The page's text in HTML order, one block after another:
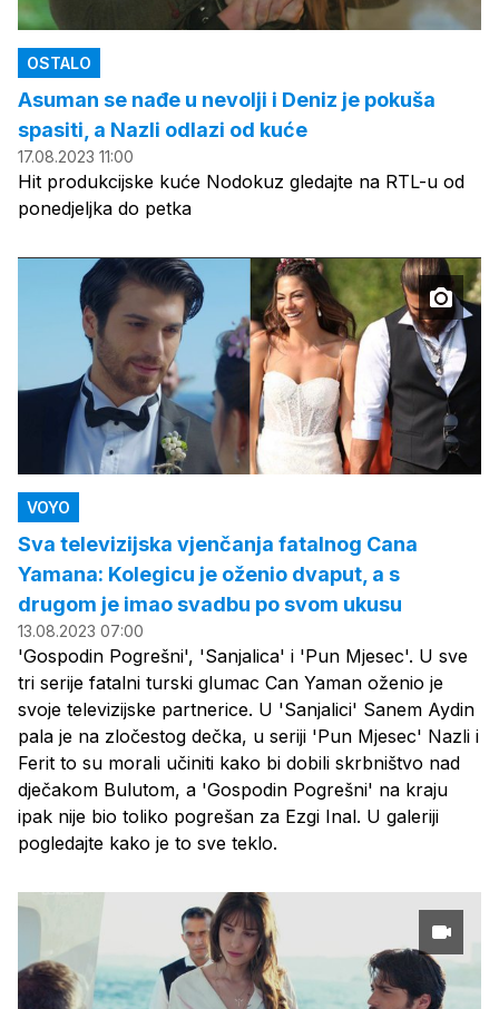
OSTALO
Asuman se nađe u nevolji i Deniz je pokuša
spasiti, a Nazli odlazi od kuće
17.08.2023 11:00
Hit produkcijske kuće Nodokuz gledajte na RTL-u od
ponedjeljka do petka
VOYO
Sva televizijska vjenčanja fatalnog Cana
Yamana: Kolegicu je oženio dvaput, a s
drugom je imao svadbu po svom ukusu
13.08.2023 07:00
'Gospodin Pogrešni', 'Sanjalica' i 'Pun Mjesec'. U sve
tri serije fatalni turski glumac Can Yaman oženio je
svoje televizijske partnerice. U 'Sanjalici' Sanem Aydin
pala je na zločestog dečka, u seriji 'Pun Mjesec' Nazli i
Ferit to su morali učiniti kako bi dobili skrbništvo nad
dječakom Bulutom, a 'Gospodin Pogrešni' na kraju
ipak nije bio toliko pogrešan za Ezgi Inal. U galeriji
pogledajte kako je to sve teklo.